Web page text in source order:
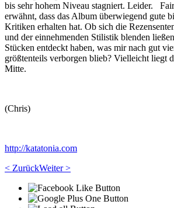
bis sehr hohem Niveau stagniert. Leider.
erwähnt, dass das Album überwiegend gute
Kritiken erhalten hat. Ob sich die
und der einnehmenden Stilistik blenden
Stücken entdeckt haben, was mir nach gut
größtenteils verborgen blieb? Vielleicht liegt
Mitte.
(Chris)
http://katatonia.com
< ZurückWeiter >